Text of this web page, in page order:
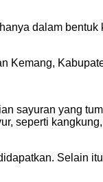
dalam bentuk
Kemang,
sayuran yang
seperti
Selain